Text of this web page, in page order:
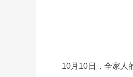
10月10日，全家人